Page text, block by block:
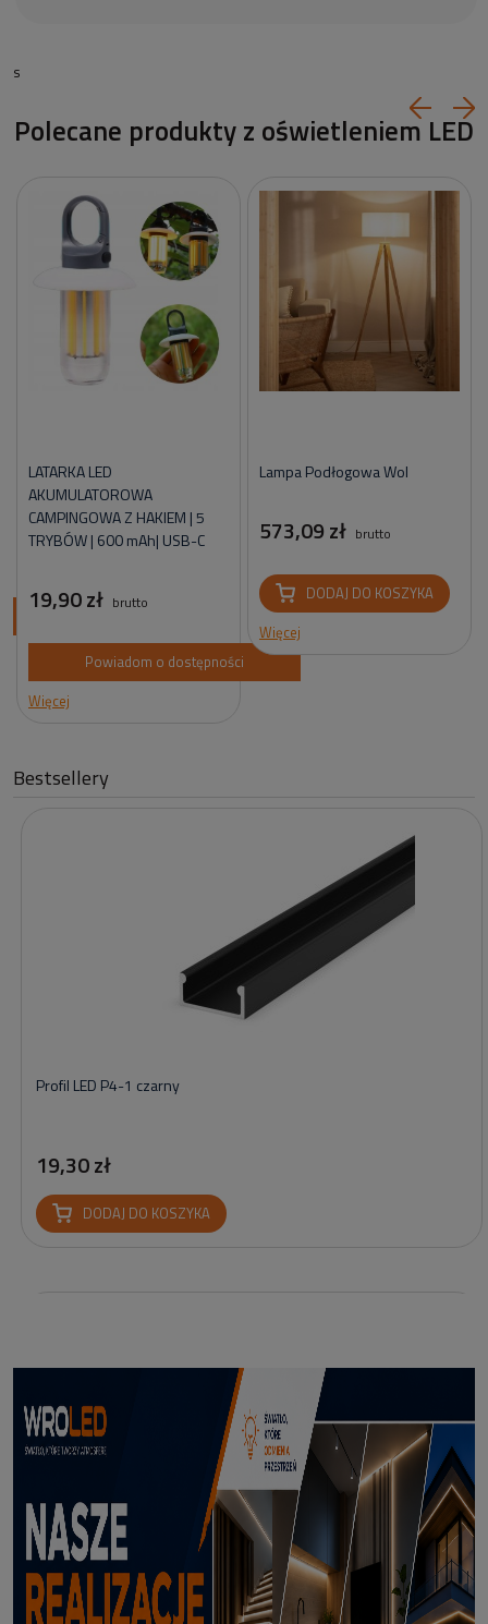
s
Polecane produkty z oświetleniem LED
LATARKA LED
AKUMULATOROWA
CAMPINGOWA Z HAKIEM | 5
TRYBÓW | 600 mAh| USB-C
19,90 zł brutto
Powiadom o dostępności
Więcej
Lampa Podłogowa Wol
573,09 zł brutto
DODAJ DO KOSZYKA
Więcej
Bestsellery
Profil LED P4-1 czarny
19,30 zł
DODAJ DO KOSZYKA
Profil led Profil LED P6-2 ½ biały 3m